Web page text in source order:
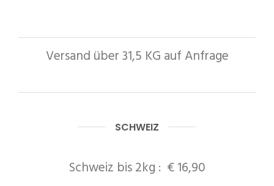
Versand über 31,5 KG auf Anfrage
SCHWEIZ
Schweiz bis 2kg : € 16,90